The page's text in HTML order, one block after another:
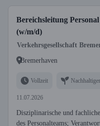
Bereichsleitung
(w/m/d)
Verkehrsgesellschaft
Bremerhaven
Vollzeit
11.07.2026
Disziplinarische und
des Personalteams;